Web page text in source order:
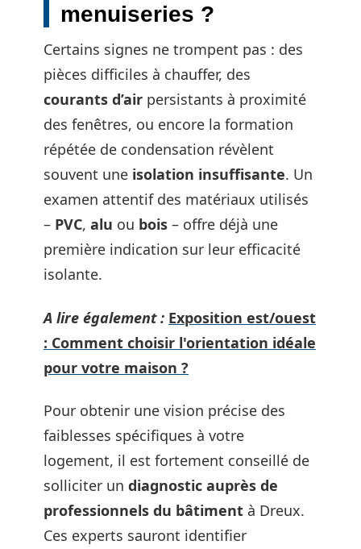
menuiseries ?
Certains signes ne trompent pas : des
pièces difficiles à chauffer, des
courants d’air persistants à proximité
des fenêtres, ou encore la formation
répétée de condensation révèlent
souvent une isolation insuffisante. Un
examen attentif des matériaux utilisés
– PVC, alu ou bois – offre déjà une
première indication sur leur efficacité
isolante.
A lire également : Exposition est/ouest
: Comment choisir l'orientation idéale
pour votre maison ?
Pour obtenir une vision précise des
faiblesses spécifiques à votre
logement, il est fortement conseillé de
solliciter un diagnostic auprès de
professionnels du bâtiment à Dreux.
Ces experts sauront identifier